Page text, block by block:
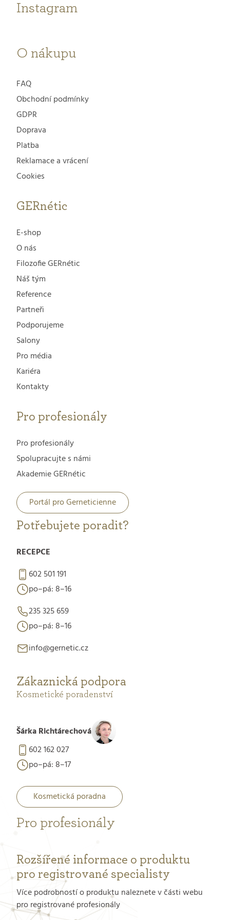
Instagram
O nákupu
FAQ
Obchodní podmínky
GDPR
Doprava
Platba
Reklamace a vrácení
Cookies
GERnétic
E-shop
O nás
Filozofie GERnétic
Náš tým
Reference
Partneři
Podporujeme
Salony
Pro média
Kariéra
Kontakty
Pro profesionály
Pro profesionály
Spolupracujte s námi
Akademie GERnétic
Portál pro Gerneticienne
Potřebujete poradit?
RECEPCE
602 501 191
po–pá: 8–16
235 325 659
po–pá: 8–16
info@gernetic.cz
Zákaznická podpora
Kosmetické poradenství
Šárka Richtárechová
602 162 027
po–pá: 8–17
Kosmetická poradna
Pro profesionály
Rozšířené informace o produktu
pro registrované specialisty
Více podrobností o produktu naleznete v části webu
pro registrované profesionály